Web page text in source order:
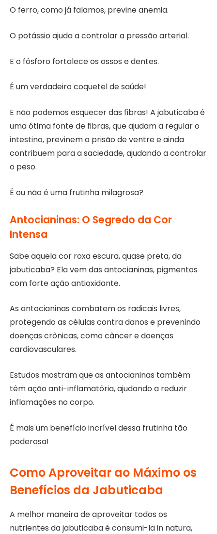
O ferro, como já falamos, previne anemia.
O potássio ajuda a controlar a pressão arterial.
E o fósforo fortalece os ossos e dentes.
É um verdadeiro coquetel de saúde!
E não podemos esquecer das fibras! A jabuticaba é
uma ótima fonte de fibras, que ajudam a regular o
intestino, previnem a prisão de ventre e ainda
contribuem para a saciedade, ajudando a controlar
o peso.
É ou não é uma frutinha milagrosa?
Antocianinas: O Segredo da Cor
Intensa
Sabe aquela cor roxa escura, quase preta, da
jabuticaba? Ela vem das antocianinas, pigmentos
com forte ação antioxidante.
As antocianinas combatem os radicais livres,
protegendo as células contra danos e prevenindo
doenças crônicas, como câncer e doenças
cardiovasculares.
Estudos mostram que as antocianinas também
têm ação anti-inflamatória, ajudando a reduzir
inflamações no corpo.
É mais um benefício incrível dessa frutinha tão
poderosa!
Como Aproveitar ao Máximo os
Benefícios da Jabuticaba
A melhor maneira de aproveitar todos os
nutrientes da jabuticaba é consumi-la in natura,